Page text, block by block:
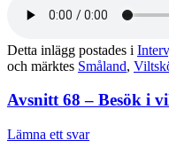
Detta inlägg postades i
och märktes Småland,
Avsnitt 68 – Besök i
Lämna ett svar